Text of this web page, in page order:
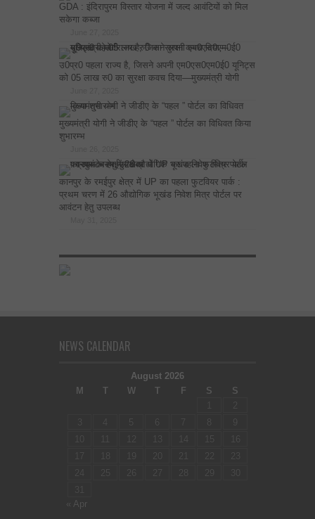
GDA : इंदिरापुरम विस्तार योजना में जल्द आवंटियों को मिल
सकेगा कब्जा
उ0प्र0 पहला राज्य है, जिसने अपनी एम0एस0एम0ई0 यूनिट्स
को 05 लाख रु0 का सुरक्षा कवच दिया—मुख्यमंत्री योगी
मुख्यमंत्री योगी ने जीडीए के “पहल ” पोर्टल का विधिवत किया
शुभारम्भ
कानपुर के रमईपुर क्षेत्र में UP का पहला फुटवियर पार्क :
प्रथम चरण में 26 औद्योगिक भूखंड निवेश मित्र पोर्टल पर
आवंटन हेतु उपलब्ध
NEWS CALENDAR
August 2026
M
T W T F S
S
2
3
5 7 8
12 13 15
17
18 20 21 22
23
24
25 26 27 28 29
30
31
« Apr